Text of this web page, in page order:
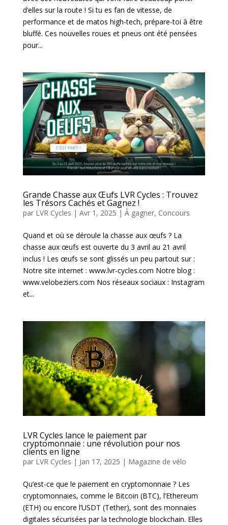
d’elles sur la route ! Si tu es fan de vitesse, de
performance et de matos high-tech, prépare-toi à être
bluffé. Ces nouvelles roues et pneus ont été pensées
pour...
Grande Chasse aux Œufs LVR Cycles : Trouvez
les Trésors Cachés et Gagnez !
par LVR Cycles | Avr 1, 2025 | À gagner, Concours
Quand et où se déroule la chasse aux œufs ? La
chasse aux œufs est ouverte du 3 avril au 21 avril
inclus ! Les œufs se sont glissés un peu partout sur :
Notre site internet : www.lvr-cycles.com Notre blog :
www.velobeziers.com Nos réseaux sociaux : Instagram
et...
LVR Cycles lance le paiement par
cryptomonnaie : une révolution pour nos
clients en ligne
par LVR Cycles | Jan 17, 2025 | Magazine de vélo
Qu’est-ce que le paiement en cryptomonnaie ? Les
cryptomonnaies, comme le Bitcoin (BTC), l’Ethereum
(ETH) ou encore l’USDT (Tether), sont des monnaies
digitales sécurisées par la technologie blockchain. Elles